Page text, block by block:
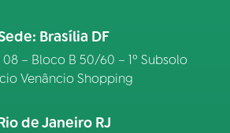
Brasília DF
08 – Bloco B 50/60 – 1º Subsolo
Venâncio Shopping
de Janeiro RJ